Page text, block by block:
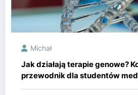
Michał
Jak działają terapie genowe?
przewodnik dla studentów